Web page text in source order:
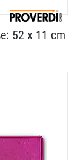
52 x 11 cm